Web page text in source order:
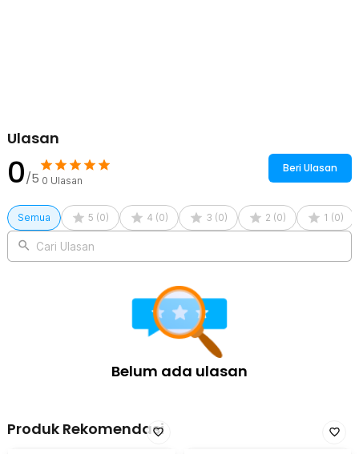
Ulasan
0/5 0 Ulasan
Beri Ulasan
Semua 5 (0) 4 (0) 3 (0) 2 (0) 1 (0)
Cari Ulasan
Belum ada ulasan
Produk Rekomendasi